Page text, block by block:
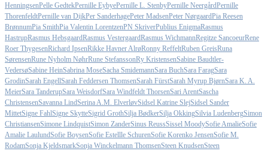
HenningsenPelle GedtekPernille EybyePernille L. StenbyPernille NeergårdPernille
ThorenfeldtPernille van DijkPer SanderhagePeter MadsenPeter NørgaardPia Reesen
BrønnumPia SmithPia Valentin LorentzenPN SkriverPublius EnigmaRasmus
HastrupRasmus HebsgaardRasmus VestergaardRasmus WichmannRegitze SancoeurRene
Roer ThygesenRichard IpsenRikke Havner AlrøRonny ReffeltRuben GreisRuna
SørensenRune Nyholm NøhrRune StefanssonRy KristensenSabine Baudtler-
VedersøSabine HeinSabrina MoseSacha SmidemannSara BuchSara FaragSara
GrodinSarah EngellSarah Feddersen ThomsenSarah FürstSarah Myrup BjørnSara K. A.
MeierSara TanderupSara WeisdorfSara Windfeldt ThorsenSari ArentSascha
ChristensenSavanna LindSerina A.M. ElverløvSidsel Katrine SlejSidsel Sander
MittetSigne FahlSigne SkytteSigrid GrothSilja BødkerSilja OkkingSilvia LudenbergSimon
ChristiansenSimone LindquistSimon ZanderSinus ReussSissel MoodySofie AmalieSofie
Amalie LaulundSofie BoysenSofie Estellle SchurenSofie Korenko JensenSofie M.
RodamSonja KjeldsmarkSonja Winckelmann ThomsenSteen KnudsenSteen